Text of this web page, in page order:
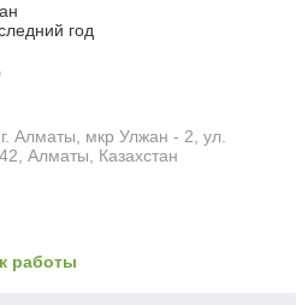
год
Алматы, мкр Улжан - 2, ул.
Алматы, Казахстан
работы